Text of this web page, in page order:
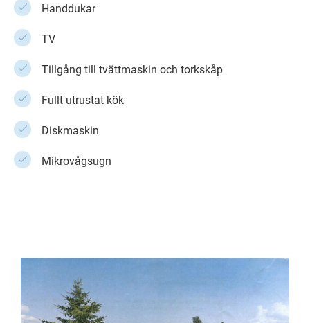
Handdukar
TV
Tillgång till tvättmaskin och torkskåp
Fullt utrustat kök
Diskmaskin
Mikrovågsugn